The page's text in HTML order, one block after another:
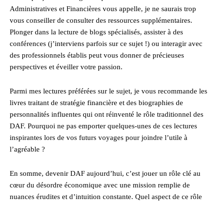
Administratives et Financières vous appelle, je ne saurais trop
vous conseiller de consulter des ressources supplémentaires.
Plonger dans la lecture de blogs spécialisés, assister à des
conférences (j’interviens parfois sur ce sujet !) ou interagir avec
des professionnels établis peut vous donner de précieuses
perspectives et éveiller votre passion.
Parmi mes lectures préférées sur le sujet, je vous recommande les
livres traitant de stratégie financière et des biographies de
personnalités influentes qui ont réinventé le rôle traditionnel des
DAF. Pourquoi ne pas emporter quelques-unes de ces lectures
inspirantes lors de vos futurs voyages pour joindre l’utile à
l’agréable ?
En somme, devenir DAF aujourd’hui, c’est jouer un rôle clé au
cœur du désordre économique avec une mission remplie de
nuances érudites et d’intuition constante. Quel aspect de ce rôle